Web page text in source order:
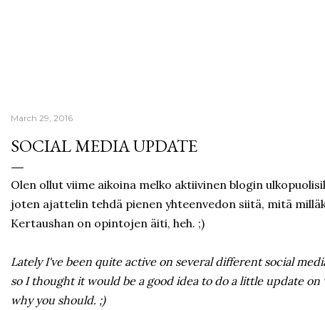
March 29, 2016
SOCIAL MEDIA UPDATE
Olen ollut viime aikoina melko aktiivinen blogin
joten ajattelin tehdä pienen yhteenvedon siitä, mitä
Kertaushan on opintojen äiti, heh. ;)
Lately I've been quite active on several different social
so I thought it would be a good idea to do a little update
why you should. ;)